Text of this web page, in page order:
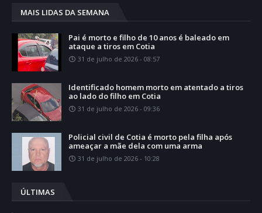
MAIS LIDAS DA SEMANA
Pai é morto e filho de 10 anos é baleado em
ataque a tiros em Cotia
31 de julho de 2026 - 08:57
Identificado homem morto em atentado a tiros
ao lado do filho em Cotia
31 de julho de 2026 - 09:36
Policial civil de Cotia é morto pela filha após
ameaçar a mãe dela com uma arma
31 de julho de 2026 - 10:28
ÚLTIMAS